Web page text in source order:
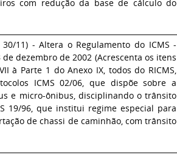
com redução da base de cálculo do
11) - Altera o Regulamento do ICMS -
dezembro de 2002 (Acrescenta os itens
à Parte 1 do Anexo IX, todos do RICMS,
ICMS 02/06, que dispõe sobre a
e micro-ônibus, disciplinando o trânsito
19/96, que institui regime especial para
de chassi de caminhão, com trânsito